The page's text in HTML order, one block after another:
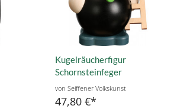
Kugelräucherfigur
Schornsteinfeger
von Seiffener Volkskunst
47,80 €